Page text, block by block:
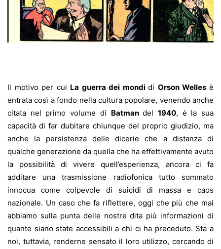
Il motivo per cui La guerra dei mondidi Orson Wellesè
entrata così a fondo nella cultura popolare, venendo anche
citata nel primo volume di Batmandel 1940, è la sua
capacità di far dubitare chiunque del proprio giudizio, ma
anche la persistenza delle dicerie che a distanza di
qualche generazione da quella che ha effettivamente avuto
la possibilità di vivere quell’esperienza, ancora ci fa
additare una trasmissione radiofonica tutto sommato
innocua come colpevole di suicidi di massa e caos
nazionale. Un caso che fa riflettere, oggi che più che mai
abbiamo sulla punta delle nostre dita più informazioni di
quante siano state accessibili a chi ci ha preceduto. Sta a
noi, tuttavia, renderne sensato il loro utilizzo, cercando di